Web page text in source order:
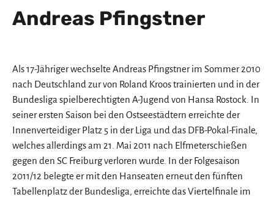
Andreas Pfingstner
Als 17-Jähriger wechselte Andreas Pfingstner im Sommer 2010
nach Deutschland zur von Roland Kroos trainierten und in der
Bundesliga spielberechtigten A-Jugend von Hansa Rostock. In
seiner ersten Saison bei den Ostseestädtern erreichte der
Innenverteidiger Platz 5 in der Liga und das DFB-Pokal-Finale,
welches allerdings am 21. Mai 2011 nach Elfmeterschießen
gegen den SC Freiburg verloren wurde. In der Folgesaison
2011/12 belegte er mit den Hanseaten erneut den fünften
Tabellenplatz der Bundesliga, erreichte das Viertelfinale im